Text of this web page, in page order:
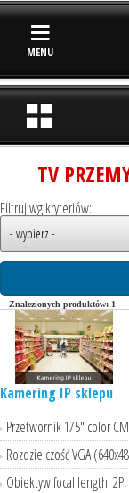
MENU
TV
Filtruj wg kryteriów:
Znalezionych produktów: 1
Kamering IP sklepu
Przetwornik 1/5" color
Rozdzielczość VGA
Obiektyw focal length: